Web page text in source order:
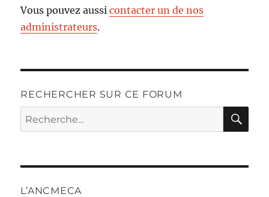
Vous pouvez aussicontacter un de nos
administrateurs.
RECHERCHER SUR CE FORUM
Recherche
pour :
L’ANCMECA